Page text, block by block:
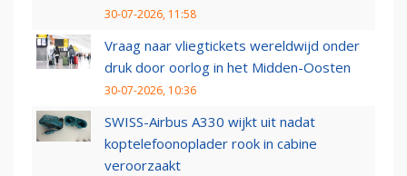
30-07-2026, 11:58
Vraag naar vliegtickets wereldwijd onder
druk door oorlog in het Midden-Oosten
30-07-2026, 10:36
SWISS-Airbus A330 wijkt uit nadat
koptelefoonoplader rook in cabine
veroorzaakt